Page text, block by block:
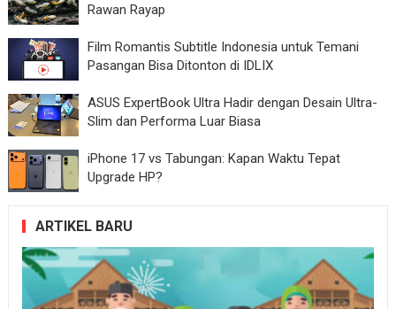
Rawan Rayap
Film Romantis Subtitle Indonesia untuk Temani
Pasangan Bisa Ditonton di IDLIX
ASUS ExpertBook Ultra Hadir dengan Desain Ultra-
Slim dan Performa Luar Biasa
iPhone 17 vs Tabungan: Kapan Waktu Tepat
Upgrade HP?
ARTIKEL BARU